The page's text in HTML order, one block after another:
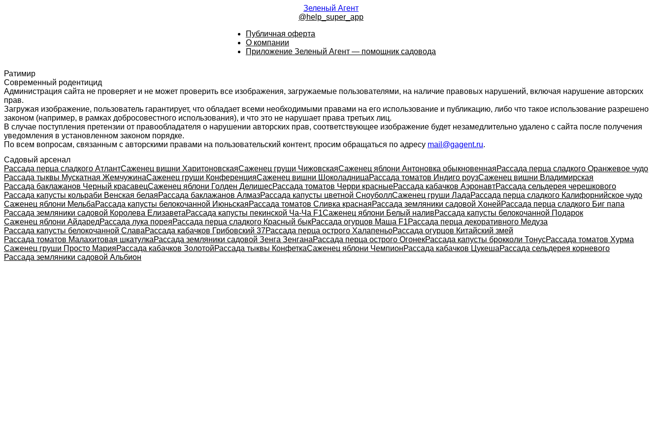
Зеленый Агент
@help_super_app
Публичная оферта
О компании
Приложение Зеленый Агент — помощник садовода
Ратимир
Современный родентицид
Администрация сайта не проверяет и не может проверить все изображения, загружаемые пользователями, на наличие правовых нарушений, включая нарушение авторских
прав.
Загружая изображение, пользователь гарантирует, что обладает всеми необходимыми правами на его использование и публикацию, либо что такое использование разрешено
законом (например, в рамках добросовестного использования), и что это не нарушает права третьих лиц.
В случае поступления претензии от правообладателя о нарушении авторских прав, соответствующее изображение будет незамедлительно удалено с сайта после получения
уведомления в установленном законом порядке.
По всем вопросам, связанным с авторскими правами на пользовательский контент, просим обращаться по адресу mail@gagent.ru.
Садовый арсенал
Рассада перца сладкого АтлантСаженец вишни ХаритоновскаяСаженец груши ЧижовскаяСаженец яблони Антоновка обыкновеннаяРассада перца сладкого Оранжевое чудо
Рассада тыквы Мускатная ЖемчужинаСаженец груши КонференцияСаженец вишни ШоколадницаРассада томатов Индиго роузСаженец вишни Владимирская
Рассада баклажанов Черный красавецСаженец яблони Голден ДелишесРассада томатов Черри красныеРассада кабачков АэронавтРассада сельдерея черешкового
Рассада капусты кольраби Венская белаяРассада баклажанов АлмазРассада капусты цветной СноуболлСаженец груши ЛадаРассада перца сладкого Калифорнийское чудо
Саженец яблони МельбаРассада капусты белокочанной ИюньскаяРассада томатов Сливка краснаяРассада земляники садовой ХонейРассада перца сладкого Биг папа
Рассада земляники садовой Королева ЕлизаветаРассада капусты пекинской Ча-Ча F1Саженец яблони Белый наливРассада капусты белокочанной Подарок
Саженец яблони АйдаредРассада лука пореяРассада перца сладкого Красный быкРассада огурцов Маша F1Рассада перца декоративного Медуза
Рассада капусты белокочанной СлаваРассада кабачков Грибовский 37Рассада перца острого ХалапеньоРассада огурцов Китайский змей
Рассада томатов Малахитовая шкатулкаРассада земляники садовой Зенга ЗенганаРассада перца острого ОгонекРассада капусты брокколи ТонусРассада томатов Хурма
Саженец груши Просто МарияРассада кабачков ЗолотойРассада тыквы КонфеткаСаженец яблони ЧемпионРассада кабачков ЦукешаРассада сельдерея корневого
Рассада земляники садовой Альбион